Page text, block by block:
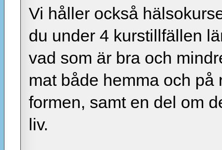
Vi håller också
du under 4 kurstillfällen
vad som är bra och
mat både hemma och
formen, samt en del om
liv.